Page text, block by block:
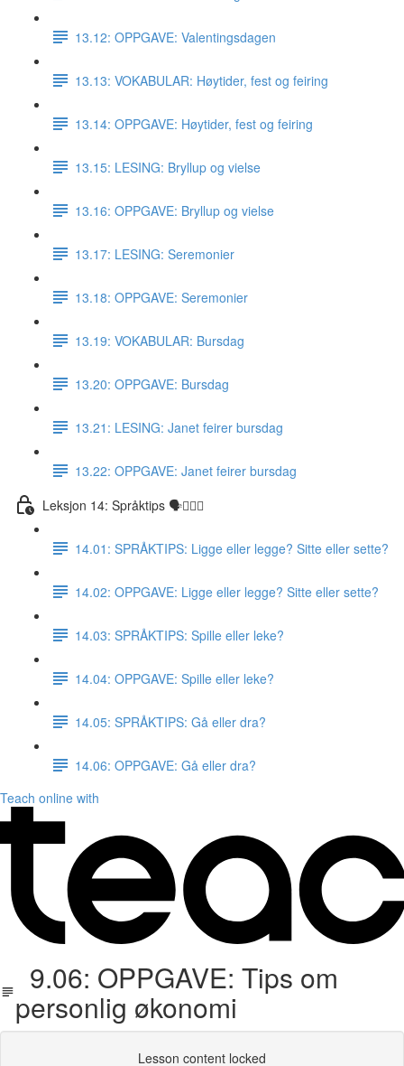
13.12: OPPGAVE: Valentingsdagen
13.13: VOKABULAR: Høytider, fest og feiring
13.14: OPPGAVE: Høytider, fest og feiring
13.15: LESING: Bryllup og vielse
13.16: OPPGAVE: Bryllup og vielse
13.17: LESING: Seremonier
13.18: OPPGAVE: Seremonier
13.19: VOKABULAR: Bursdag
13.20: OPPGAVE: Bursdag
13.21: LESING: Janet feirer bursdag
13.22: OPPGAVE: Janet feirer bursdag
Leksjon 14: Språktips 🗣☝🏼✅
14.01: SPRÅKTIPS: Ligge eller legge? Sitte eller sette?
14.02: OPPGAVE: Ligge eller legge? Sitte eller sette?
14.03: SPRÅKTIPS: Spille eller leke?
14.04: OPPGAVE: Spille eller leke?
14.05: SPRÅKTIPS: Gå eller dra?
14.06: OPPGAVE: Gå eller dra?
Teach online with
9.06: OPPGAVE: Tips om
personlig økonomi
Lesson content locked